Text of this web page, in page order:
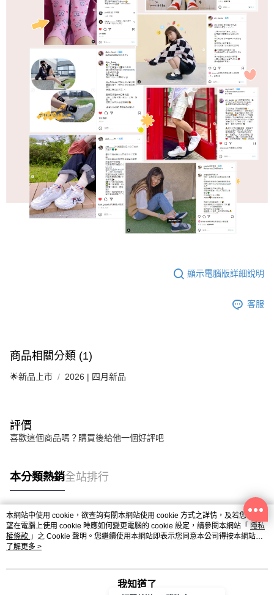
顯示電腦版詳細說明
客服
商品相關分類 (1)
🌟新品上市 2026 | 四月新品
評價
喜歡這個商品嗎？購買後給他一個好評吧
本分類熱銷全站排行
熱門標籤
本網站中使用 cookie，欲查詢有關本網站使用 cookie 方式之詳情，及若您不希
望在電腦上使用 cookie 時應如何變更電腦的 cookie 設定，請參閱本網站「 隱私
權條款 」之 Cookie 聲明。您繼續使用本網站即表示您同意本公司得按本網站使
用條款之 Cookie 聲明使用 cookie。
了解更多 >
我知道了